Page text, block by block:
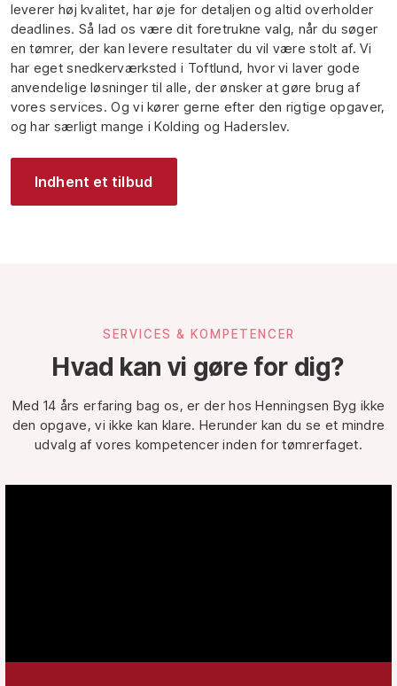
leverer høj kvalitet, har øje for detaljen og altid overholder
deadlines. Så lad os være dit foretrukne valg, når du søger
en tømrer, der kan levere resultater du vil være stolt af. Vi
har eget snedkerværksted i Toftlund, hvor vi laver gode
anvendelige løsninger til alle, der ønsker at gøre brug af
vores services. Og vi kører gerne efter den rigtige opgaver,
og har særligt mange i Kolding og Haderslev.
Indhent et tilbud
SERVICES & KOMPETENCER​
Hvad kan vi gøre for dig?
Med 14 års erfaring bag os, er der hos Henningsen Byg ikke
den opgave, vi ikke kan klare. Herunder kan du se et mindre
udvalg af vores kompetencer inden for tømrerfaget.